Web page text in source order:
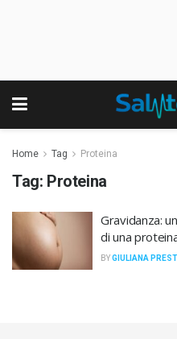
Home Tag Proteina
Tag: Proteina
Gravidanza:
di una
BYGIULIANA PRESTI